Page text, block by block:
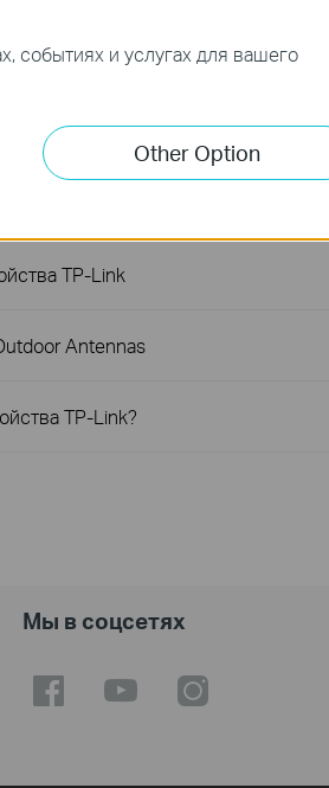
радиус действия
for Park using TP-Link
TP-Link
Antennas
TP-Link?
Мы в соцсетях
событиях и услугах для вашего
Other Option